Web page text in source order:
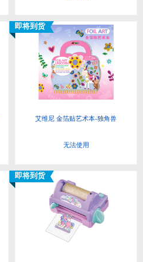
即将到货
艾维尼 金箔贴艺术本-独角兽
无法使用
即将到货